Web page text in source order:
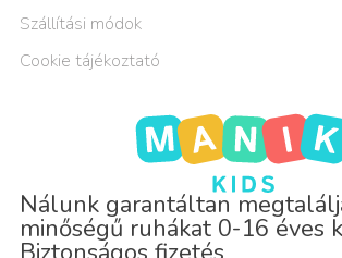
Nálunk garantáltan
minőségű ruhákat 0-16 éves
Szállítási módok
Cookie tájékoztató